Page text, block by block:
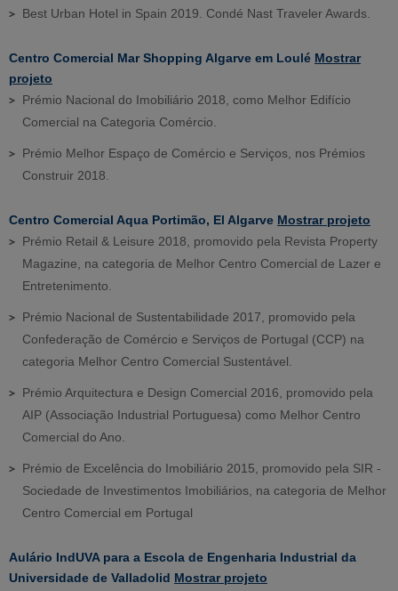
Best Urban Hotel in Spain 2019. Condé Nast Traveler Awards.
Centro Comercial Mar Shopping Algarve em Loulé Mostrar
projeto
Prémio Nacional do Imobiliário 2018, como Melhor Edifício
Comercial na Categoria Comércio.
Prémio Melhor Espaço de Comércio e Serviços, nos Prémios
Construir 2018.
Centro Comercial Aqua Portimão, El Algarve Mostrar projeto
Prémio Retail & Leisure 2018, promovido pela Revista Property
Magazine, na categoria de Melhor Centro Comercial de Lazer e
Entretenimento.
Prémio Nacional de Sustentabilidade 2017, promovido pela
Confederação de Comércio e Serviços de Portugal (CCP) na
categoria Melhor Centro Comercial Sustentável.
Prémio Arquitectura e Design Comercial 2016, promovido pela
AIP (Associação Industrial Portuguesa) como Melhor Centro
Comercial do Ano.
Prémio de Excelência do Imobiliário 2015, promovido pela SIR -
Sociedade de Investimentos Imobiliários, na categoria de Melhor
Centro Comercial em Portugal
Aulário IndUVA para a Escola de Engenharia Industrial da
Universidade de Valladolid Mostrar projeto